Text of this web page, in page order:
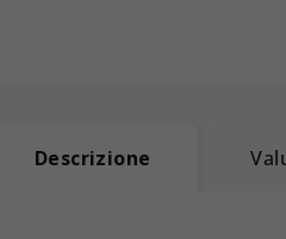
Descrizione